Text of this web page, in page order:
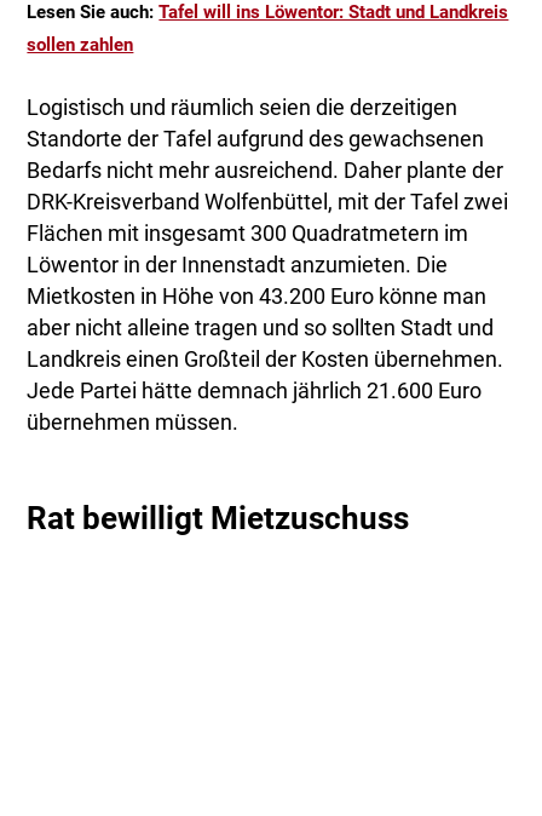
Lesen Sie auch:Tafel will ins Löwentor: Stadt und Landkreis
sollen zahlen
Logistisch und räumlich seien die derzeitigen
Standorte der Tafel aufgrund des gewachsenen
Bedarfs nicht mehr ausreichend. Daher plante der
DRK-Kreisverband Wolfenbüttel, mit der Tafel zwei
Flächen mit insgesamt 300 Quadratmetern im
Löwentor in der Innenstadt anzumieten. Die
Mietkosten in Höhe von 43.200 Euro könne man
aber nicht alleine tragen und so sollten Stadt und
Landkreis einen Großteil der Kosten übernehmen.
Jede Partei hätte demnach jährlich 21.600 Euro
übernehmen müssen.
Rat bewilligt Mietzuschuss